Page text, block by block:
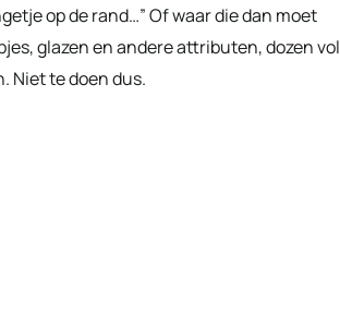
op de rand…” Of waar die dan moet
glazen en andere attributen, dozen vol
Niet te doen dus.